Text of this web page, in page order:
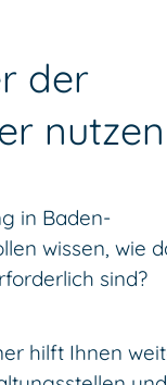
der
nutzen
in Baden-
wissen, wie
sind?
hilft Ihnen